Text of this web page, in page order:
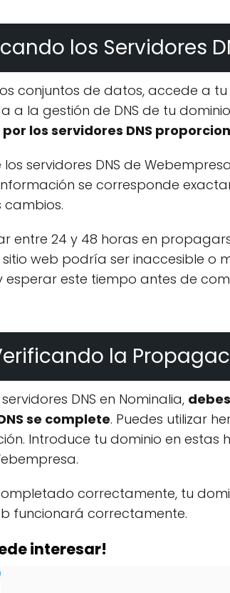
los Servidores
conjuntos de datos, accede a
a la gestión de DNS de tu
los servidores DNS
servidores DNS de
se corresponde
cambios.
entre 24 y 48 horas en
web podría ser inaccesible o
este tiempo antes de
la
DNS en Nominalia,
se complete. Puedes utilizar
Introduce tu dominio en estas
correctamente, tu
funcionará correctamente.
interesar!